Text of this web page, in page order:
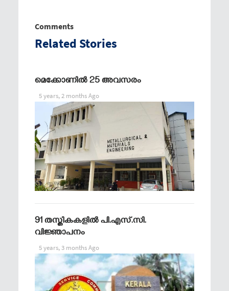
Comments
Related Stories
മെക്കോണിൽ 25 അവസരം
5 years, 2 months Ago
91 തസ്തികകളില്‍ പി.എസ്.സി.
വിജ്ഞാപനം
5 years, 3 months Ago